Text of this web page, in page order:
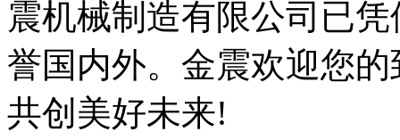
震机械制造有限公司已
誉国内外。金震欢迎您
共创美好未来!